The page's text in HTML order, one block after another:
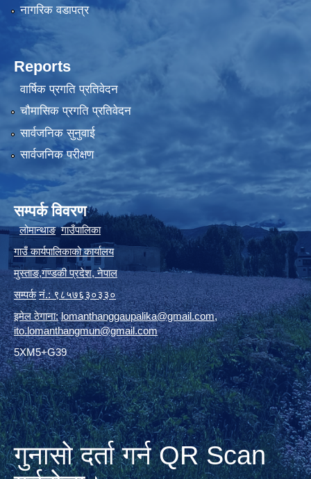
नागरिक वडापत्र
Reports
वार्षिक प्रगति प्रतिवेदन
चौमासिक प्रगति प्रतिवेदन
सार्वजनिक सुनुवाई
सार्वजनिक परीक्षण
सम्पर्क विवरण
लोमान्थाङ गाउँपालिका
गाउँ कार्यपालिकाको कार्यालय
मुस्ताङ,गण्डकी प्रदेश,नेपाल
सम्पर्क नं.: ९८५७६३०३३०
इमेल ठेगाना: lomanthanggaupalika@gmail.com,
ito.lomanthangmun@gmail.com
5XM5+G39
गुनासो दर्ता गर्न QR Scan